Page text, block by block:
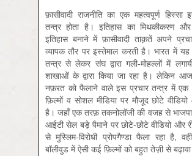
फ़ासीवादी राजनीति का एक महत्वपूर्ण हिस्सा
तन्त्र होता है। इतिहास का मिथकीकरण
इतिहास बनाने में फ़ासीवादी ताक़तें अपने
व्यापक तौर पर इस्तेमाल करती है। भारत में यह
तन्त्र से लेकर संघ द्वारा गली-मोहल्लों में
शाखाओं के द्वारा किया जा रहा है। लेकिन
नफ़रत को फैलाने वाले इस प्रचार तन्त्र में एक
फ़िल्मों व सोशल मीडिया पर मौजूद छोटे
है। जहाँ एक तरफ़ तकनोलॉजी की वजह से
आईटी सेल बड़े पैमाने पर छोटे-छोटे वीडियो और
से मुस्लिम-विरोधी प्रोपगैण्डा फैला रहा है,
बॉलीवुड में ऐसी कई फ़िल्मों को बहुत तेज़ी से बढ़ावा